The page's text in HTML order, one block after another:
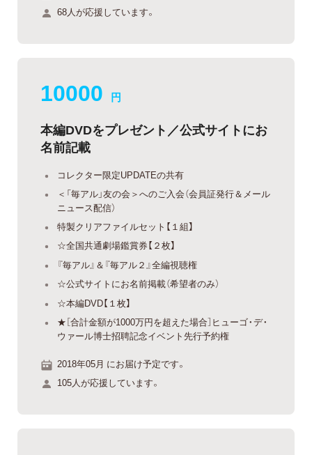
68人が応援しています。
10000 円
本編DVDをプレゼント／公式サイトにお
名前記載
コレクター限定UPDATEの共有
＜「毎アル」友の会＞へのご入会（会員証発行＆メール
ニュース配信）
特製クリアファイルセット【１組】
☆全国共通劇場鑑賞券【２枚】
『毎アル』＆『毎アル２』全編視聴権
☆公式サイトにお名前掲載（希望者のみ）
☆本編DVD【１枚】
★［合計金額が1000万円を超えた場合］ヒューゴ・デ・
ウァール博士招聘記念イベント先行予約権
2018年05月 にお届け予定です。
105人が応援しています。